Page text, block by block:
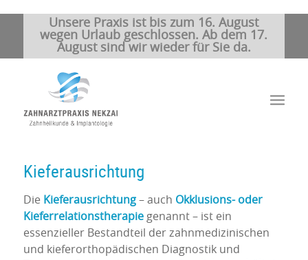
Unsere Praxis ist bis zum 16. August
wegen Urlaub geschlossen. Ab dem 17.
August sind wir wieder für Sie da.
Kieferausrichtung
Die Kieferausrichtung– auch Okklusions- oder
Kieferrelationstherapiegenannt – ist ein
essenzieller Bestandteil der zahnmedizinischen
und kieferorthopädischen Diagnostik und